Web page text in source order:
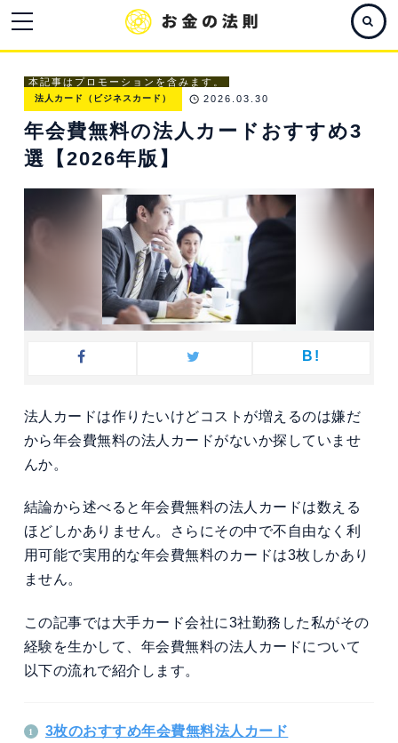
本記事はプロモーションを含みます。
法人カード（ビジネスカード） 2026.03.30
年会費無料の法人カードおすすめ3
選【2026年版】
B!
法人カードは作りたいけどコストが増えるのは嫌だ
から年会費無料の法人カードがないか探していませ
んか。
結論から述べると年会費無料の法人カードは数える
ほどしかありません。さらにその中で不自由なく利
用可能で実用的な年会費無料のカードは3枚しかあり
ません。
この記事では大手カード会社に3社勤務した私がその
経験を生かして、年会費無料の法人カードについて
以下の流れで紹介します。
3枚のおすすめ年会費無料法人カード